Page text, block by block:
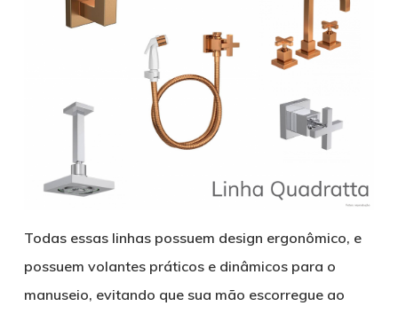
Todas essas linhas possuem design ergonômico, e
possuem volantes práticos e dinâmicos para o
manuseio, evitando que sua mão escorregue ao